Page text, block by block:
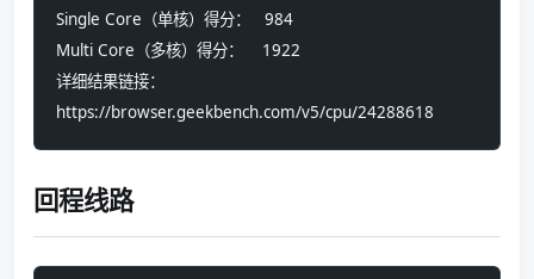
Single Core（单核）得分：   984
Multi Core（多核）得分：    1922
详细结果链接：
https://browser.geekbench.com/v5/cpu/24288618
回程线路